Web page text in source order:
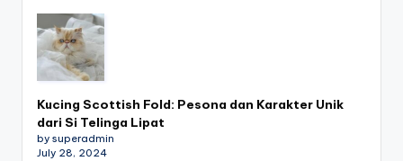
Kucing Scottish Fold: Pesona dan Karakter Unik
dari Si Telinga Lipat
by superadmin
July 28, 2024